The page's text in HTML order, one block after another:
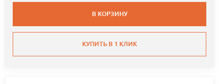
В КОРЗИНУ
КУПИТЬ В 1 КЛИК